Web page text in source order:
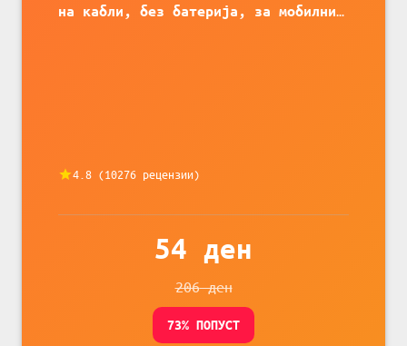
на кабли, без батерија, за мобилни
4.8 (10276 рецензии)
54 ден
206ден
73% ПОПУСТ